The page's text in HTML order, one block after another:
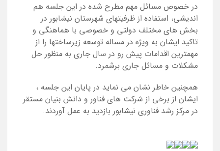
در خصوص مسائل مهم مطرح شده در این جلسه هم
اندیشی، استفاده از ظرفیتهای شهرستان نیشابور در
بخش های مختلف دولتی و خصوصی با هماهنگی و
تاکید ایشان به ویژه در مساله توسعه زیرساختها را از
مهمترین اقدامات پیش رو در سال جاری به منظور حل
مشکلات و مسائل جاری برشمرد.
همچنین خاطر نشان می نماید در پایان این جلسه ،
ایشان از برخی از شرکت های فناور و دانش بنیان مستقر
در مرکز رشد فناوری نیشابور بازدید به عمل آوردند.